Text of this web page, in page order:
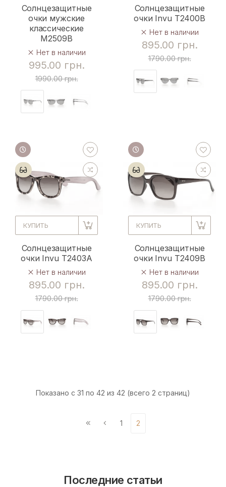
Солнцезащитные
очки мужские
классические
M2509B
Нет в наличии
995.00 грн.
1990.00 грн.
Солнцезащитные
очки Invu T2400B
Нет в наличии
895.00 грн.
1790.00 грн.
КУПИТЬ
Солнцезащитные
очки Invu T2403A
Нет в наличии
895.00 грн.
1790.00 грн.
КУПИТЬ
Солнцезащитные
очки Invu T2409B
Нет в наличии
895.00 грн.
1790.00 грн.
Показано с 31 по 42 из 42 (всего 2 страниц)
1 2
Последние статьи